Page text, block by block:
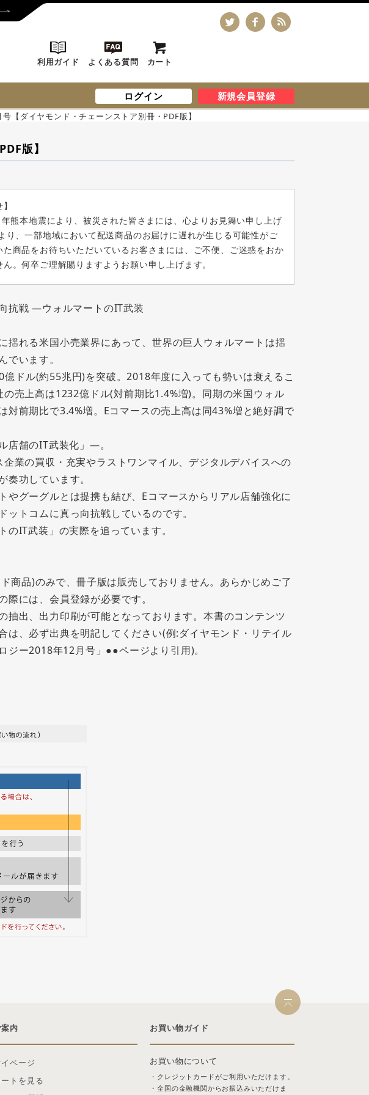
利用ガイド よくある質問 カート
ログイン 新規会員登録
【ダイヤモンド・チェーンストア別冊・PDF版】
版】
熊本地震により、被災された皆さまには、心よりお見舞い申し上げ
り、一部地域において配送商品のお届けに遅れが生じる可能性がご
商品をお待ちいただいているお客さまには、ご不便、ご迷惑をおか
。何卒ご理解賜りますようお願い申し上げます。
抗戦 ―ウォルマートのIT武装
揺れる米国小売業界にあって、世界の巨人ウォルマートは揺
でいます。
ドル(約55兆円)を突破。2018年度に入っても勢いは衰えるこ
の売上高は1232億ドル(対前期比1.4%増)。同期の米国ウォル
対前期比で3.4%増。Eコマースの売上高は同43%増と絶好調で
店舗のIT武装化」―。
業の買収・充実やラストワンマイル、デジタルデバイスへの
奏功しています。
やグーグルとは提携も結び、Eコマースからリアル店舗強化に
ットコムに真っ向抗戦しているのです。
のIT武装」の実際を追っています。
商品)のみで、冊子版は販売しておりません。あらかじめご了
際には、会員登録が必要です。
抽出、出力印刷が可能となっております。本書のコンテンツ
は、必ず出典を明記してください(例:ダイヤモンド・リテイル
ジー2018年12月号」●●ページより引用)。
案内
イページ
ートを見る
お買い物ガイド
お買い物について
・クレジットカードがご利用いただけます。
・全国の金融機関からお振込みいただけま